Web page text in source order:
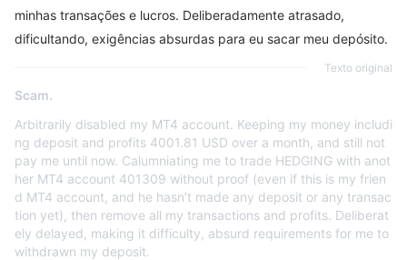
minhas transações e lucros. Deliberadamente atrasado,
dificultando, exigências absurdas para eu sacar meu depósito.
Texto original
Scam.
Arbitrarily disabled my MT4 account. Keeping my money includi
ng deposit and profits 4001.81 USD over a month, and still not
pay me until now. Calumniating me to trade HEDGING with anot
her MT4 account 401309 without proof (even if this is my frien
d MT4 account, and he hasn’t made any deposit or any transac
tion yet), then remove all my transactions and profits. Deliberat
ely delayed, making it difficulty, absurd requirements for me to
withdrawn my deposit.